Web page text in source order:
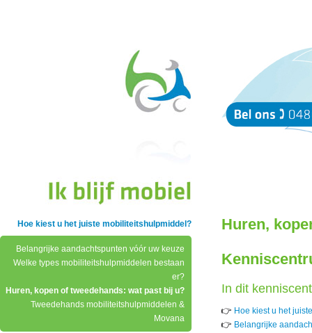
Hoe kiest u het juiste mobiliteitshulpmiddel?
Belangrijke aandachtspunten vóór uw keuze
Welke types mobiliteitshulpmiddelen bestaan
er?
Huren, kopen of tweedehands: wat past bij u?
Tweedehands mobiliteitshulpmiddelen &
Movana
Huren,
In dit
👉 Hoe kiest u het
👉 Belangrijke